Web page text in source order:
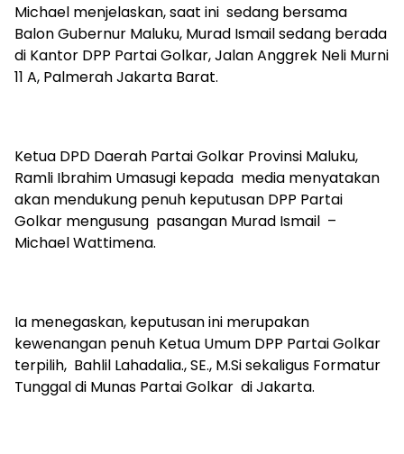
Michael menjelaskan, saat ini sedang bersama
Balon Gubernur Maluku, Murad Ismail sedang berada
di Kantor DPP Partai Golkar, Jalan Anggrek Neli Murni
11 A, Palmerah Jakarta Barat.
Ketua DPD Daerah Partai Golkar Provinsi Maluku,
Ramli Ibrahim Umasugi kepada media menyatakan
akan mendukung penuh keputusan DPP Partai
Golkar mengusung pasangan Murad Ismail –
Michael Wattimena.
Ia menegaskan, keputusan ini merupakan
kewenangan penuh Ketua Umum DPP Partai Golkar
terpilih, Bahlil Lahadalia., SE., M.Si sekaligus Formatur
Tunggal di Munas Partai Golkar di Jakarta.